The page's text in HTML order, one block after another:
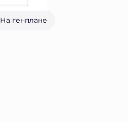
На генплане